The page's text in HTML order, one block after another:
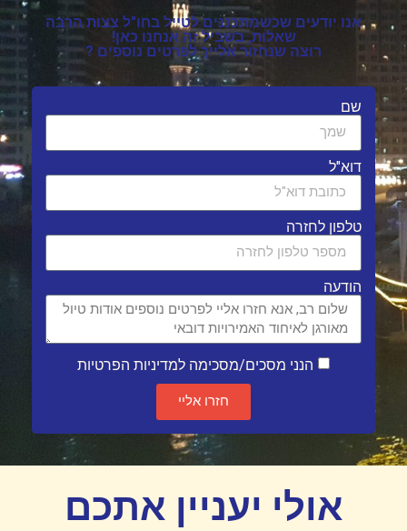
אנו יודעים שכשמתכננים לטייל בחו"ל צצות הרבה
שאלות, בשביל זה אנחנו כאן!
רוצה שנחזור אלייך לפרטים נוספים ?
שם
דוא"ל
טלפון לחזרה
הודעה
הנני מסכים/מסכימה למדיניות הפרטיות
חזרו אליי
אולי יעניין אתכם